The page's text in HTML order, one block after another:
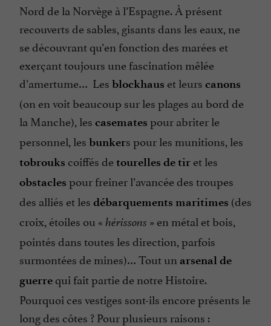
Nord de la Norvège à l’Espagne. À présent
recouverts de sables, gisants dans les eaux, ne
se découvrant qu’en fonction des marées et
exerçant toujours une fascination mêlée
d’amertume… Les blockhaus et leurs canons
(on en voit beaucoup sur les plages au bord de
la Manche), les casemates pour abriter le
personnel, les bunkers pour les munitions, les
tobrouks coiffés detourelles de tir et les
obstacles pour freiner l’avancée des troupes
des alliés et les débarquements maritimes (des
croix, étoiles ou « hérissons » en métal et bois,
pointés dans toutes les direction, parfois
surmontées de mines)… Tout un arsenal de
guerrequi fait partie de notre Histoire.
Pourquoi ces vestiges sont-ils encore présents le
long des côtes ? Pour plusieurs raisons :